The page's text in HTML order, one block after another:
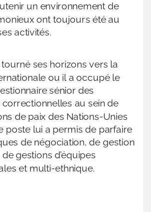
un environnement de
ont toujours été au
activités.
ses horizons vers la
ou il a occupé le
sénior des
au sein de
de paix des Nations-Unies
poste lui a permis de parfaire
de négociation, de gestion
gestions d’équipes
et multi-ethnique.